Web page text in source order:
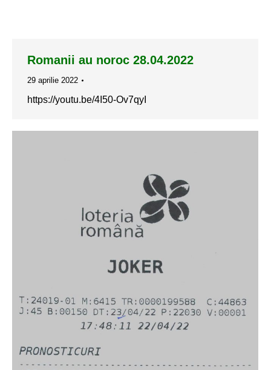
Romanii au noroc 28.04.2022
29 aprilie 2022
https://youtu.be/4I50-Ov7qyI